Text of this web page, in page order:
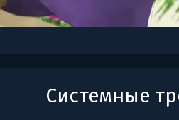
Системные